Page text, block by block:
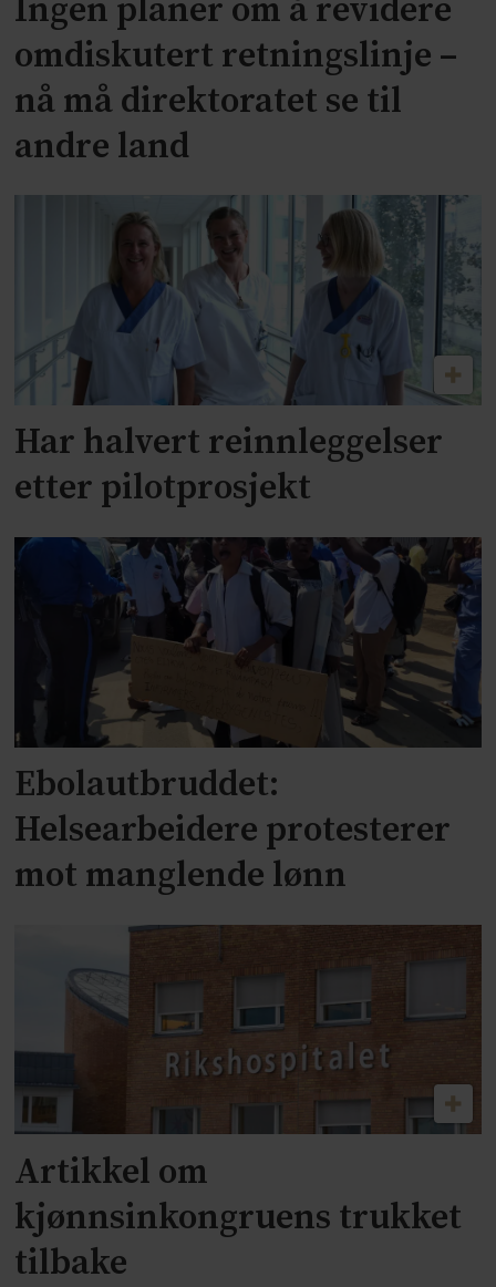
Ingen planer om å revidere
omdiskutert retningslinje –
nå må direktoratet se til
andre land
Har halvert reinnleggelser
etter pilotprosjekt
Ebolautbruddet:
Helsearbeidere protesterer
mot manglende lønn
Artikkel om
kjønnsinkongruens trukket
tilbake